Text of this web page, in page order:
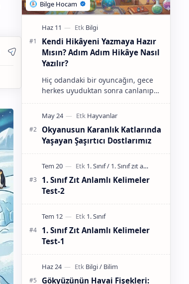
Kendi Hikâyeni Yazmaya Hazır
Mısın? Adım Adım Hikâye Nasıl
Yazılır?
Hiç odandaki bir oyuncağın, gece
herkes uyuduktan sonra canlanıp
aslında konuşa…
Okyanusun Karanlık Katlarında
Yaşayan Şaşırtıcı Dostlarımız
1. Sınıf Zıt Anlamlı Kelimeler
Test-2
1. Sınıf Zıt Anlamlı Kelimeler
Test-1
Gökyüzünün Havai Fişekleri: